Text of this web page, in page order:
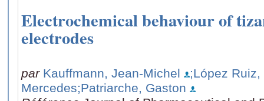
Electrochemical behaviour of
electrodes
par Kauffmann, Jean-Michel
;López
Mercedes;Patriarche, Gaston